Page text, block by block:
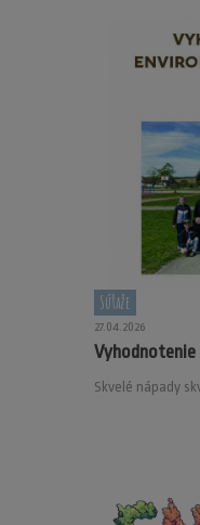
Súťaže
27.04.2026
Vyhodnotenie
Skvelé nápady